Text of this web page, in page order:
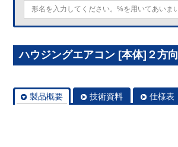
ハウジングエアコン [本体]２方
製品概要 技術資料 仕様表